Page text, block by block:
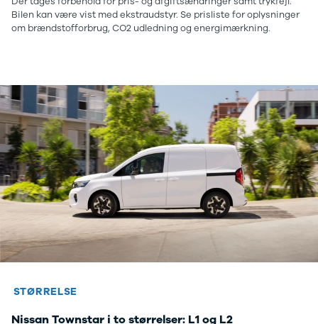
Bilen kan være vist med ekstraudstyr. Se prisliste for oplysninger
om brændstofforbrug, CO2 udledning og energimærkning.
STØRRELSE
Nissan Townstar i to størrelser: L1 og L2